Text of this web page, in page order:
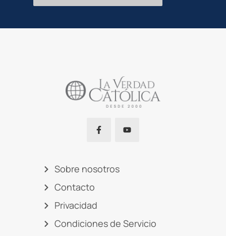
Sobre nosotros
Contacto
Privacidad
Condiciones de Servicio